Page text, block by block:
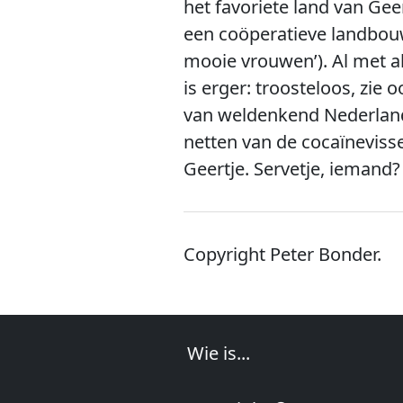
het favoriete land van
een coöperatieve
mooie vrouwen’). Al met
is erger: troosteloos, zie
van weldenkend
netten van de
Geertje. Servetje, iemand?
Copyright Peter Bonder.
Wie is...